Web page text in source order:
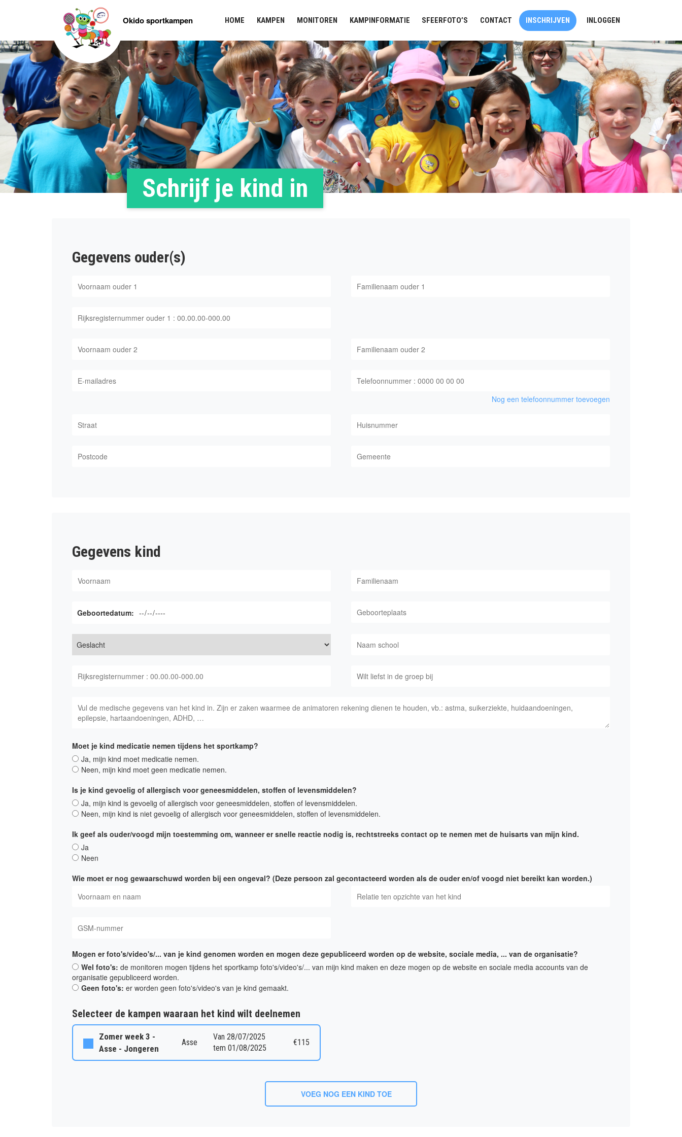
Okido sportkampen HOME KAMPEN MONITOREN KAMPINFORMATIE SFEERFOTO’S CONTACT INSCHRIJVEN INLOGGEN
Schrijf je kind in
Gegevens ouder(s)
Nog een telefoonnummer toevoegen
Gegevens kind
Geboortedatum:
Moet je kind medicatie nemen tijdens het sportkamp?
Ja, mijn kind moet medicatie nemen.
Neen, mijn kind moet geen medicatie nemen.
Is je kind gevoelig of allergisch voor geneesmiddelen, stoffen of levensmiddelen?
Ja, mijn kind is gevoelig of allergisch voor geneesmiddelen, stoffen of levensmiddelen.
Neen, mijn kind is niet gevoelig of allergisch voor geneesmiddelen, stoffen of levensmiddelen.
Ik geef als ouder/voogd mijn toestemming om, wanneer er snelle reactie nodig is, rechtstreeks contact op te nemen met de huisarts van mijn kind.
Ja
Neen
Wie moet er nog gewaarschuwd worden bij een ongeval? (Deze persoon zal gecontacteerd worden als de ouder en/of voogd niet bereikt kan worden.)
Mogen er foto's/video's/... van je kind genomen worden en mogen deze gepubliceerd worden op de website, sociale media, ... van de organisatie?
Wel foto's: de monitoren mogen tijdens het sportkamp foto's/video's/... van mijn kind maken en deze mogen op de website en sociale media accounts van de
organisatie gepubliceerd worden.
Geen foto's: er worden geen foto's/video's van je kind gemaakt.
Selecteer de kampen waaraan het kind wilt deelnemen
Zomer week 3 -
Asse - Jongeren
Asse
Van 28/07/2025
tem 01/08/2025
€115
VOEG NOG EEN KIND TOE